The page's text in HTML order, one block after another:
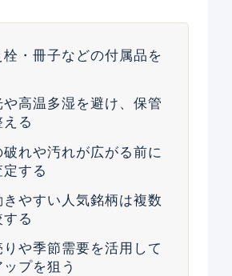
・冊子などの付属品を
や高温多湿を避け、保管
る
破れや汚れが広がる前に
する
やすい人気銘柄は複数
る
りや季節需要を活用して
プを狙う